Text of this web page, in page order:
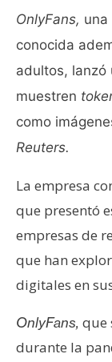
t
e
r
e
m
I
A
A
n
l
i
OnlyFans, una
conocida
adultos, lanzó
muestren
como
Reuters.
La empresa
que presentó
empresas de
que han
digitales en
OnlyFans, que
durante la